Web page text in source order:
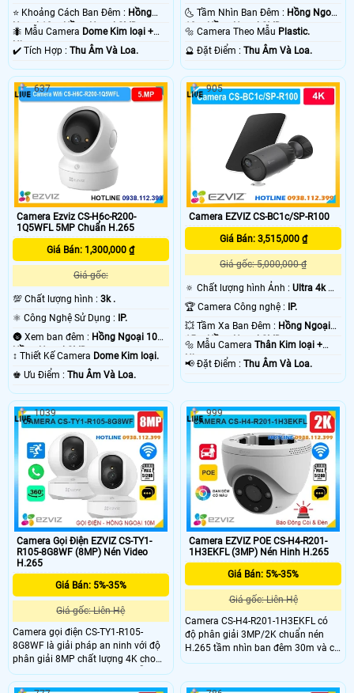
⭐ Khoảng Cách Ban Đêm : Hồng
Ngoại 10m Hồng Ngoại SMD.
🐜 Mẫu Camera Dome Kim loại +
Nhựa.
️✔️ Tích Hợp : Thu Âm Và Loa.
🌜 Tầm Nhìn Ban Đêm : Hồng Ngoại
10m Hồng Ngoại SMD.
🔩 Camera Theo Mẫu Plastic.
️🔮 Đặt Điểm :Thu Âm Và Loa.
Camera Ezviz CS-H6c-R200-
1Q5WFL 5MP Chuẩn H.265
Giá Bán: 1,300,000 ₫
Giá gốc:
💯 Chất lượng hình : 3k .
⚛️ Công Nghệ Sử Dụng :
IP.
🌚 Xem ban đêm : Hồng Ngoại 10m
Hồng Ngoại SMD.
↕️ Thiết Kế Camera Dome Kim loại.
️♚ Ưu Điểm : Thu Âm Và Loa.
637
Camera EZVIZ CS-BC1c/SP-R100
Giá Bán: 3,515,000 ₫
Giá gốc: 5,000,000 ₫
🔅 Chất lượng hình Ảnh :Ultra 4k 👍🏾
.
🏆 Camera Công nghệ :
IP.
💥 Tầm Xa Ban Đêm : Hồng Ngoại
15m Hồng Ngoại SMD.
🔩 Mẫu CameraThân Kim loại +
Nhựa.
️📢 Đặt Điểm :Thu Âm Và Loa.
905
Camera Gọi Điện EZVIZ CS-TY1-
R105-8G8WF (8MP) Nén Video
H.265
Giá Bán: 5%-35%
Giá gốc: Liên Hệ
Camera gọi điện CS-TY1-R105-
8G8WF là giải pháp an ninh với độ
phân giải 8MP chất lượng 4K cho
hình ảnh sắc nét và chi tiết. Hỗ trợ
quay xoay 360 độ, phát hiện và theo
1039
Camera EZVIZ POE CS-H4-R201-
1H3EKFL (3MP) Nén Hinh H.265
Giá Bán: 5%-35%
Giá gốc: Liên Hệ
Camera CS-H4-R201-1H3EKFL có
độ phân giải 3MP/2K chuẩn nén
H.265 tầm nhìn ban đêm 30m và có
đèn trợ sáng cho hình ảnh màu
thoại hai chiều phát hiện hình dáng
999